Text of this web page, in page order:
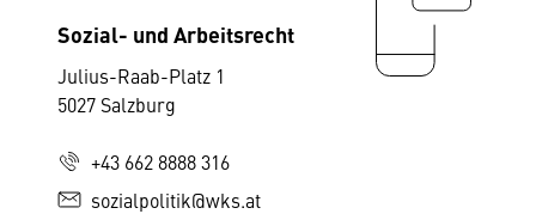
Sozial- und Arbeitsrecht
Julius-Raab-Platz 1
5027 Salzburg
+43 662 8888 316
sozialpolitik@wks.at